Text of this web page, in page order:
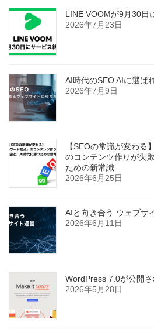
LINE VOOMが9月30日
2026年7月23日
AI時代のSEO AIに選ば
2026年7月9日
【SEOの常識が変わる
のコンテンツ作りが失
ための新常識
2026年6月25日
AIと向き合う ウェブサ
2026年6月11日
WordPress 7.0が公開さ
2026年5月28日